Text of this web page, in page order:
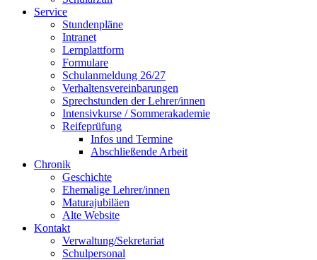
Service
Stundenpläne
Intranet
Lernplattform
Formulare
Schulanmeldung 26/27
Verhaltensvereinbarungen
Sprechstunden der Lehrer/innen
Intensivkurse / Sommerakademie
Reifeprüfung
Infos und Termine
Abschließende Arbeit
Chronik
Geschichte
Ehemalige Lehrer/innen
Maturajubiläen
Alte Website
Kontakt
Verwaltung/Sekretariat
Schulpersonal